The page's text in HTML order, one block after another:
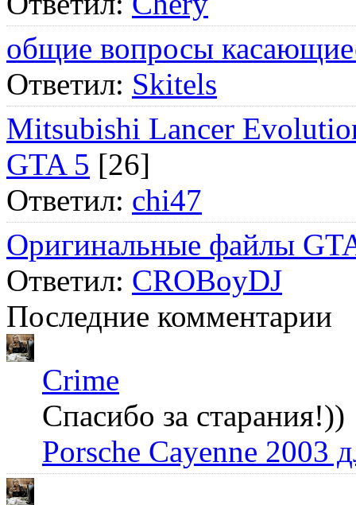
общие вопросы
Ответил: Skitels
Mitsubishi Lancer
GTA 5 [26]
Ответил: chi47
Оригинальные файлы
Ответил: CROBoyDJ
Последние комментарии
Crime
Спасибо за старания!))
Porsche Cayenne 2003